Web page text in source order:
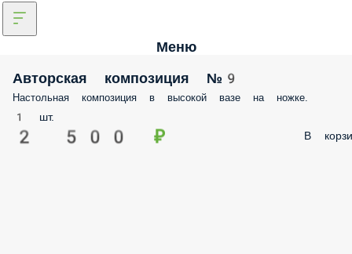
Меню
Авторская композиция №9
Настольная композиция в высокой вазе на ножке.
1 шт.
2 500 ₽ В